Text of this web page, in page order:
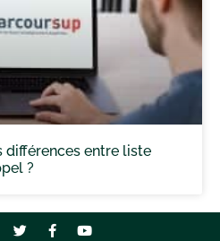
différences entre liste
?